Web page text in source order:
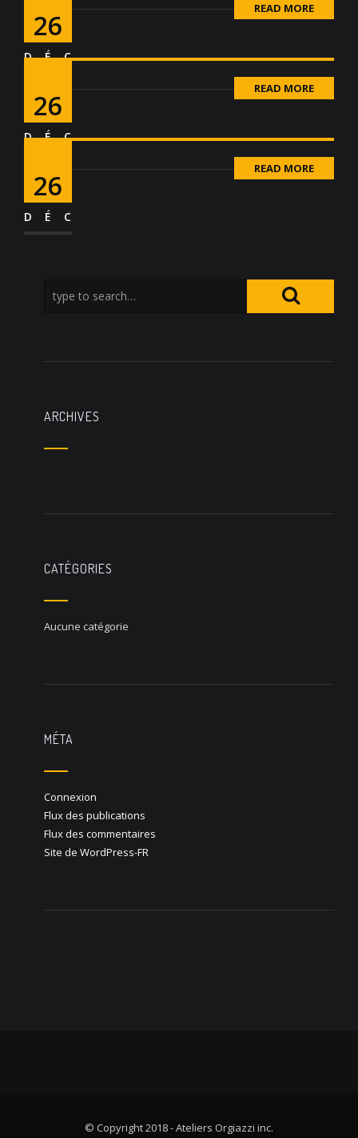
26
DÉC
READ MORE
26
DÉC
READ MORE
26
DÉC
READ MORE
ARCHIVES
CATÉGORIES
Aucune catégorie
MÉTA
Connexion
Flux des publications
Flux des commentaires
Site de WordPress-FR
© Copyright 2018 - Ateliers Orgiazzi inc.